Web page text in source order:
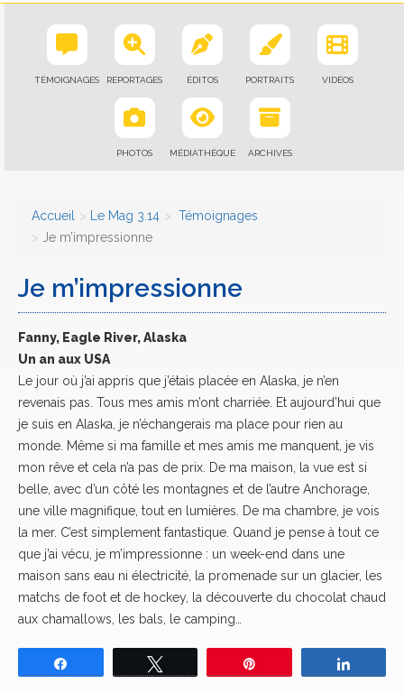
TÉMOIGNAGES REPORTAGES ÉDITOS PORTRAITS VIDÉOS
PHOTOS MÉDIATHÈQUE ARCHIVES
Accueil Le Mag 3.14
Témoignages
Je m’impressionne
Je m’impressionne
Fanny, Eagle River, Alaska
Un an aux USA
Le jour où j’ai appris que j’étais placée en Alaska, je n’en
revenais pas. Tous mes amis m’ont charriée. Et aujourd’hui que
je suis en Alaska, je n’échangerais ma place pour rien au
monde. Même si ma famille et mes amis me manquent, je vis
mon rêve et cela n’a pas de prix. De ma maison, la vue est si
belle, avec d’un côté les montagnes et de l’autre Anchorage,
une ville magnifique, tout en lumières. De ma chambre, je vois
la mer. C’est simplement fantastique. Quand je pense à tout ce
que j’ai vécu, je m’impressionne : un week-end dans une
maison sans eau ni électricité, la promenade sur un glacier, les
matchs de foot et de hockey, la découverte du chocolat chaud
aux chamallows, les bals, le camping…